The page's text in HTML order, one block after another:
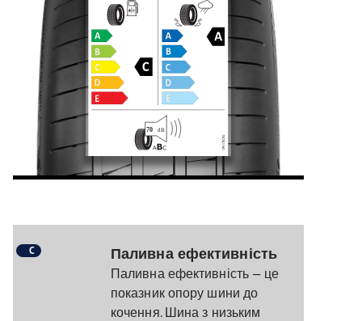
C Паливна ефективність
Паливна ефективність — це
показник опору шини до
кочення. Шина з низьким